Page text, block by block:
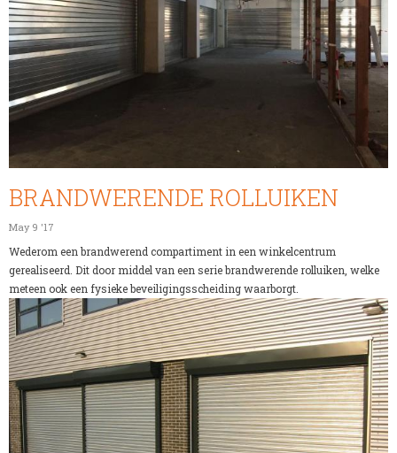
BRANDWERENDE ROLLUIKEN
May 9 '17
Wederom een brandwerend compartiment in een winkelcentrum
gerealiseerd. Dit door middel van een serie brandwerende rolluiken, welke
meteen ook een fysieke beveiligingsscheiding waarborgt.